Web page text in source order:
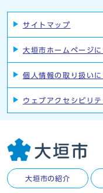
サイトマップ
大垣市ホームページに
個人情報の取り扱いに
ウェブアクセシビリ
大垣市の紹介